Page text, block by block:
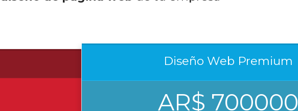
Diseño Web Premium
AR$ 700000